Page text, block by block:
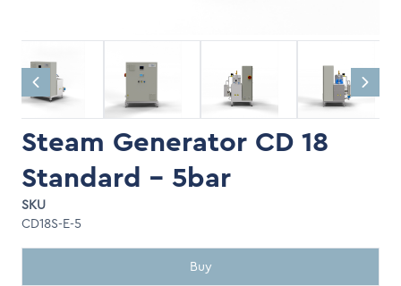
Steam Generator CD 18
Standard - 5bar
SKU
CD18S-E-5
Buy